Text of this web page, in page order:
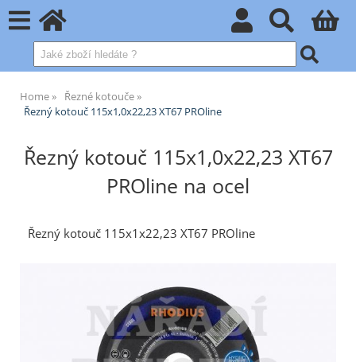
Home
Řezné kotouče
Řezný kotouč 115x1,0x22,23 XT67 PROline
Řezný kotouč 115x1,0x22,23 XT67
PROline na ocel
Řezný kotouč 115x1x22,23 XT67 PROline